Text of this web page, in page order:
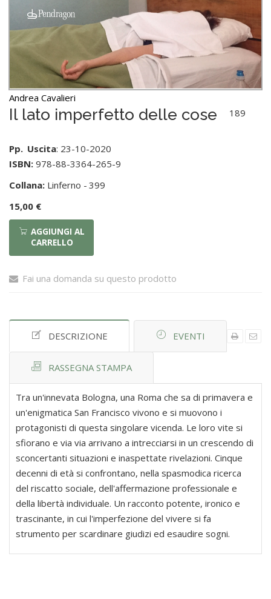
Andrea Cavalieri
Il lato imperfetto delle cose
Pp.
189
Uscita: 23-10-2020
ISBN: 978-88-3364-265-9
Collana: Linferno - 399
15,00 €
AGGIUNGI AL
CARRELLO
Fai una domanda su questo prodotto
DESCRIZIONE EVENTI
RASSEGNA STAMPA
Tra un'innevata Bologna, una Roma che sa di primavera e
un'enigmatica San Francisco vivono e si muovono i
protagonisti di questa singolare vicenda. Le loro vite si
sfiorano e via via arrivano a intrecciarsi in un crescendo di
sconcertanti situazioni e inaspettate rivelazioni. Cinque
decenni di età si confrontano, nella spasmodica ricerca
del riscatto sociale, dell'affermazione professionale e
della libertà individuale. Un racconto potente, ironico e
trascinante, in cui l'imperfezione del vivere si fa
strumento per scardinare giudizi ed esaudire sogni.